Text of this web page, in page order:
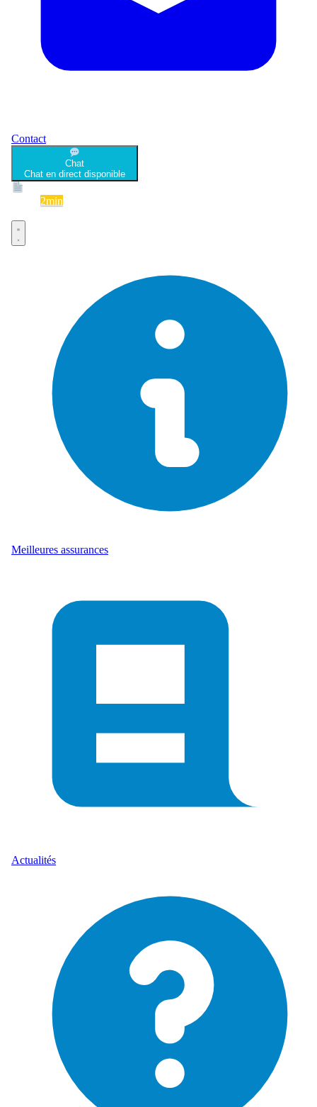
Contact
Chat
Chat en direct disponible
2min
Meilleures assurances
Actualités